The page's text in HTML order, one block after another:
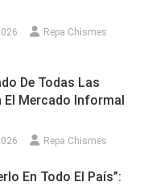
Repa Chismes
De Todas Las
El Mercado Informal
Repa Chismes
En Todo El País”: